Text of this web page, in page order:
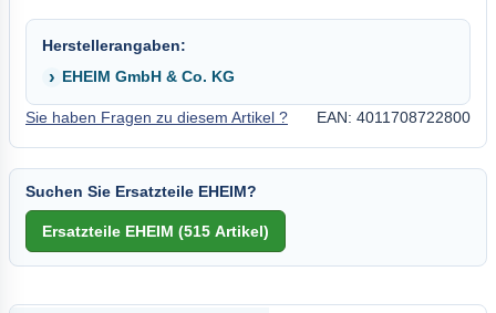
Herstellerangaben:
EHEIM GmbH & Co. KG
EAN: 4011708722800
Sie haben Fragen zu diesem Artikel ?
Suchen Sie Ersatzteile EHEIM?